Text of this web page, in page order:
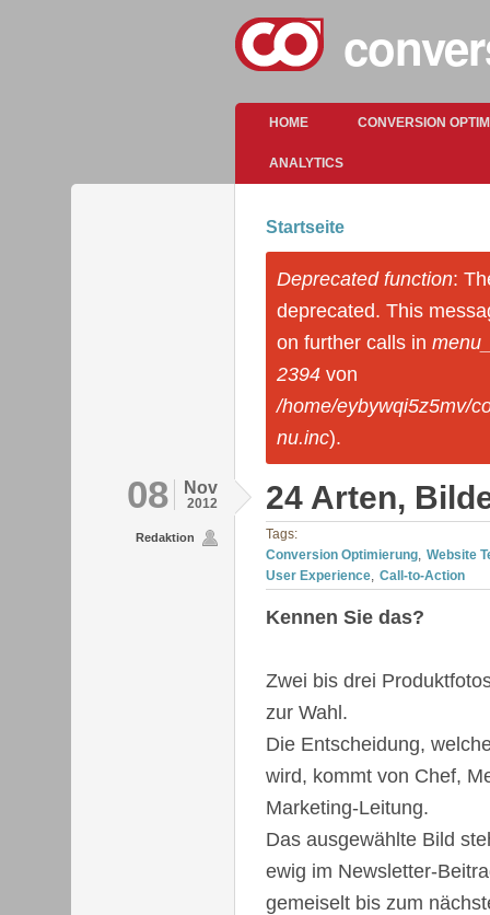
Hauptmenü
HOME CONVERSION
ANALYTICS
Sie sind hier
Startseite
Fehlermeldung
Deprecated function:
deprecated. This
on further calls in
2394 von
/home/eybywqi5z5mv/
nu.inc).
08 Nov
2012
Redaktion
24 Arten,
Tags:
Conversion Optimierung Website
User Experience Call-to-Action
Kennen Sie das?
Zwei bis drei
zur Wahl.
Die Entscheidung,
wird, kommt von Chef,
Marketing-Leitung.
Das ausgewählte Bild
ewig im Newsletter-
gemeiselt bis zum